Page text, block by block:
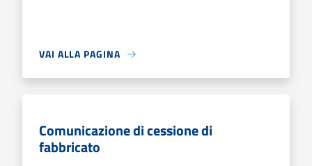
VAI ALLA PAGINA
Comunicazione di cessione di
fabbricato